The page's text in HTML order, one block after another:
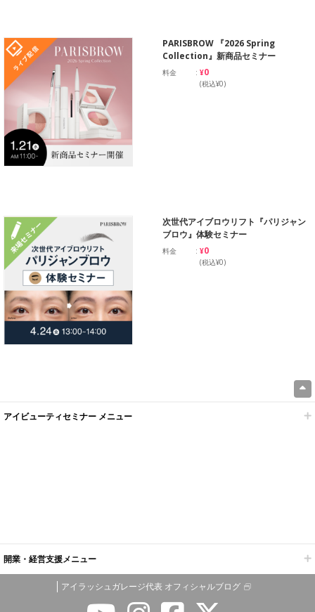
PARISBROW 『2026 Spring
Collection』新商品セミナー
料金 ¥0
(税込¥0)
次世代アイブロウリフト『パリジャン
ブロウ』体験セミナー
料金 ¥0
(税込¥0)
アイビューティセミナー メニュー
開業・経営支援メニュー
アイラッシュガレージ代表 オフィシャルブログ